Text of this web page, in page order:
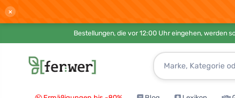
×
Bestellungen, die vor 12:00 Uhr eingehen, werden